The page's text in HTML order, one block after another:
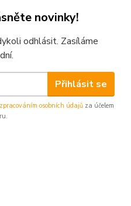
novinky!
odhlásit. Zasíláme
Přihlásit se
zpracováním osobních údajů za účelem